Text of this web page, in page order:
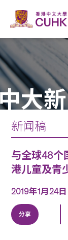
大
新闻稿
与全球48个
港儿童及青
2019年1月24日
分享